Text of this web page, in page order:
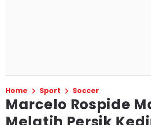
Home Sport Soccer
Marcelo Rospide